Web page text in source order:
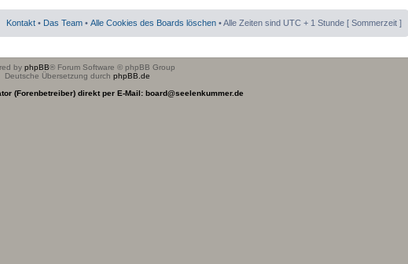
Kontakt • Das Team • Alle Cookies des Boards löschen • Alle Zeiten sind UTC + 1 Stunde [ Sommerzeit ]
by phpBB® Forum Software © phpBB Group
Deutsche Übersetzung durch phpBB.de
(Forenbetreiber) direkt per E-Mail: board@seelenkummer.de